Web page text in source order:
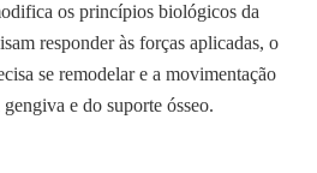
os princípios biológicos da
responder às forças aplicadas, o
se remodelar e a movimentação
e do suporte ósseo.